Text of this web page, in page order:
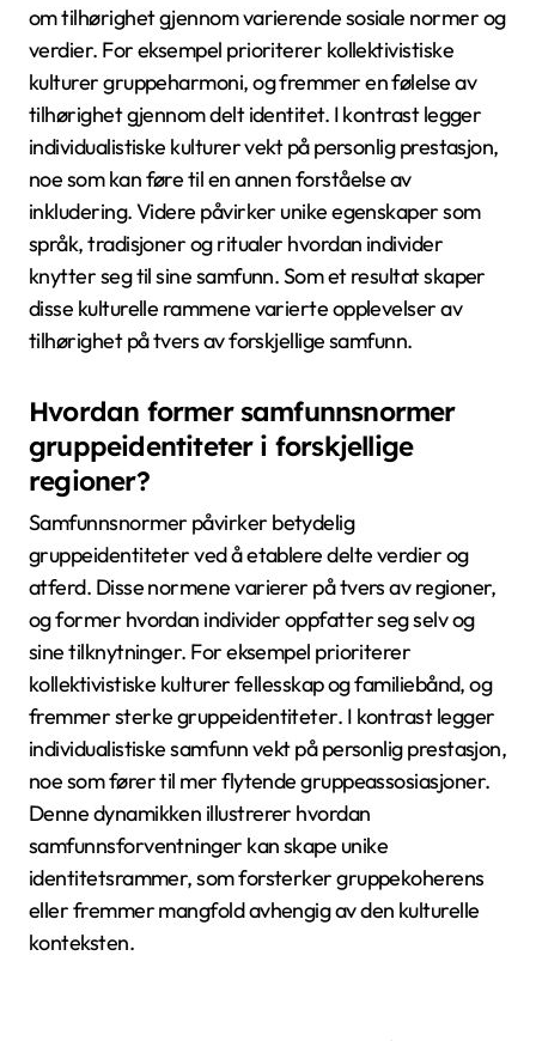
om tilhørighet gjennom varierende sosiale normer og
verdier. For eksempel prioriterer kollektivistiske
kulturer gruppeharmoni, og fremmer en følelse av
tilhørighet gjennom delt identitet. I kontrast legger
individualistiske kulturer vekt på personlig prestasjon,
noe som kan føre til en annen forståelse av
inkludering. Videre påvirker unike egenskaper som
språk, tradisjoner og ritualer hvordan individer
knytter seg til sine samfunn. Som et resultat skaper
disse kulturelle rammene varierte opplevelser av
tilhørighet på tvers av forskjellige samfunn.
Hvordan former samfunnsnormer
gruppeidentiteter i forskjellige
regioner?
Samfunnsnormer påvirker betydelig
gruppeidentiteter ved å etablere delte verdier og
atferd. Disse normene varierer på tvers av regioner,
og former hvordan individer oppfatter seg selv og
sine tilknytninger. For eksempel prioriterer
kollektivistiske kulturer fellesskap og familiebånd, og
fremmer sterke gruppeidentiteter. I kontrast legger
individualistiske samfunn vekt på personlig prestasjon,
noe som fører til mer flytende gruppeassosiasjoner.
Denne dynamikken illustrerer hvordan
samfunnsforventninger kan skape unike
identitetsrammer, som forsterker gruppekoherens
eller fremmer mangfold avhengig av den kulturelle
konteksten.